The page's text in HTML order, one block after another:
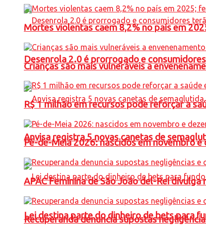
Desenrola 2.0 é prorrogado e
Anvisa registra 5 novas canetas de
Lei destina parte do dinheiro de bets para
Mortes violentas caem 8,2% no país em
Crianças são mais vulneráveis a
R$ 1 milhão em recursos pode reforçar a
Pé-de-Meia 2026: nascidos em novembro
APAC Feminina de São João del-Rei
Recuperanda denuncia supostas